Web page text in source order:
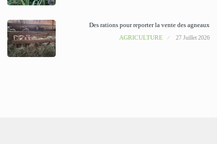
Des rations pour reporter la vente des agneaux
AGRICULTURE
27 Juillet 2026